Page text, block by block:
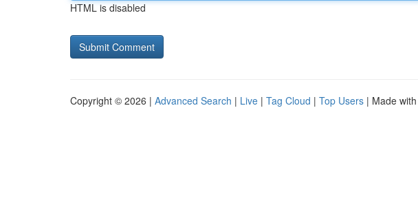
HTML is disabled
Copyright © 2026 | Advanced Search | Live | Tag Cloud | Top Users | Made with